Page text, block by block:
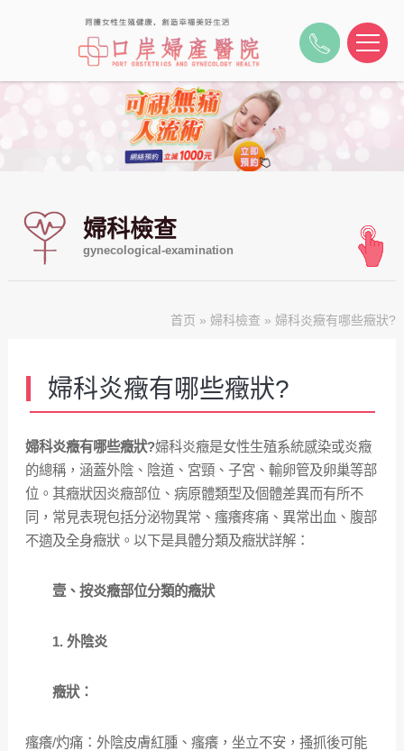
婦科檢查
gynecological-examination
首页 »婦科檢查 » 婦科炎癥有哪些癥狀?
婦科炎癥有哪些癥狀?
婦科炎癥有哪些癥狀?婦科炎癥是女性生殖系統感染或炎癥
的總稱，涵蓋外陰、陰道、宮頸、子宮、輸卵管及卵巢等部
位。其癥狀因炎癥部位、病原體類型及個體差異而有所不
同，常見表現包括分泌物異常、瘙癢疼痛、異常出血、腹部
不適及全身癥狀。以下是具體分類及癥狀詳解：
壹、按炎癥部位分類的癥狀
1. 外陰炎
癥狀：
瘙癢/灼痛：外陰皮膚紅腫、瘙癢，坐立不安，搔抓後可能